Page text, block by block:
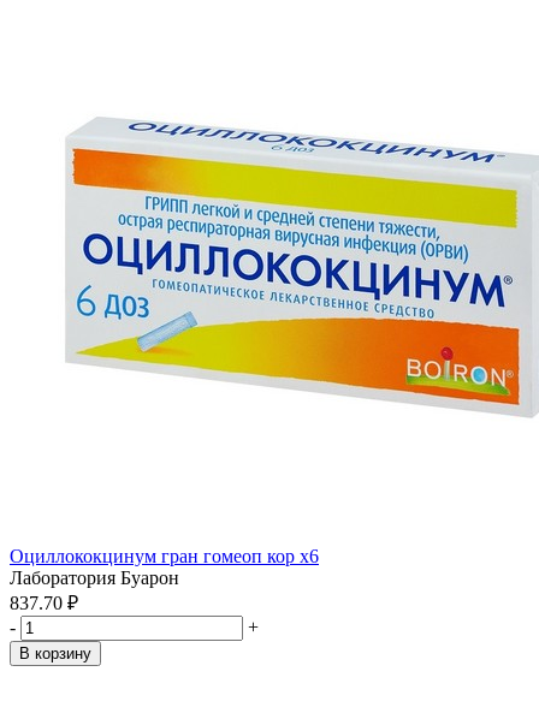
Оциллококцинум гран гомеоп кор x6
Лаборатория Буарон
837.70 ₽
-
+
В корзину